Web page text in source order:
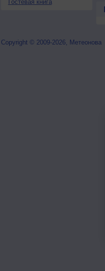
Гостевая книга
Copyright © 2009-2026, Метеонова